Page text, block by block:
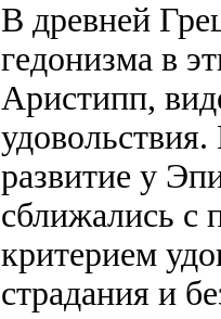
В древней
гедонизма в
Аристипп,
развитие у
сближались с
критерием
страдания и